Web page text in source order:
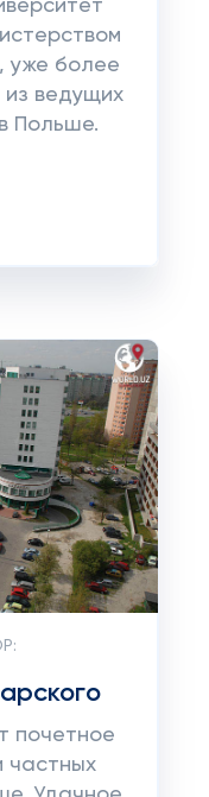
уже более
из ведущих
Польше.
почетное
частных